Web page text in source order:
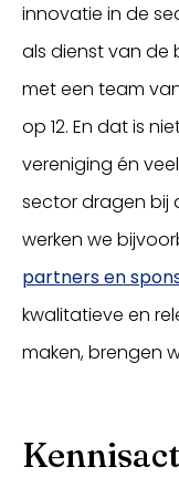
innovatie in de
als dienst van de
met een team
op 12. En dat is
vereniging én
sector dragen bij
werken we
partners en
kwalitatieve en
maken, brengen